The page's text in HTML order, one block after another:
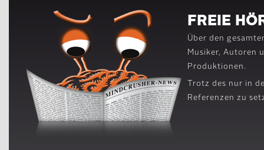
FREIE
Über den
Musiker, Autoren
Produktionen.
Trotz des nur in
Referenzen zu